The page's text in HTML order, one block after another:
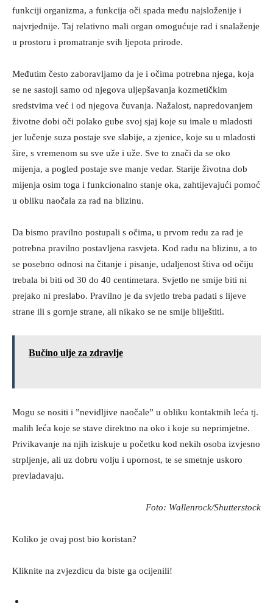
funkciji organizma, a funkcija oči spada među najsloženije i
najvrjednije. Taj relativno mali organ omogućuje rad i snalaženje
u prostoru i promatranje svih ljepota prirode.
Međutim često zaboravljamo da je i očima potrebna njega, koja
se ne sastoji samo od njegova uljepšavanja kozmetičkim
sredstvima već i od njegova čuvanja. Nažalost, napredovanjem
životne dobi oči polako gube svoj sjaj koje su imale u mladosti
jer lučenje suza postaje sve slabije, a zjenice, koje su u mladosti
šire, s vremenom su sve uže i uže. Sve to znači da se oko
mijenja, a pogled postaje sve manje vedar. Starije životna dob
mijenja osim toga i funkcionalno stanje oka, zahtijevajući pomoć
u obliku naočala za rad na blizinu.
Da bismo pravilno postupali s očima, u prvom redu za rad je
potrebna pravilno postavljena rasvjeta. Kod radu na blizinu, a to
se posebno odnosi na čitanje i pisanje, udaljenost štiva od očiju
trebala bi biti od 30 do 40 centimetara. Svjetlo ne smije biti ni
prejako ni preslabo. Pravilno je da svjetlo treba padati s lijeve
strane ili s gornje strane, ali nikako se ne smije bliještiti.
Bučino ulje za zdravlje
Mogu se nositi i ”nevidljive naočale” u obliku kontaktnih leća tj.
malih leća koje se stave direktno na oko i koje su neprimjetne.
Privikavanje na njih iziskuje u početku kod nekih osoba izvjesno
strpljenje, ali uz dobru volju i upornost, te se smetnje uskoro
prevladavaju.
Foto: Wallenrock/Shutterstock
Koliko je ovaj post bio koristan?
Kliknite na zvjezdicu da biste ga ocijenili!